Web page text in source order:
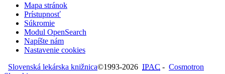
Mapa stránok
Prístupnosť
Súkromie
Modul OpenSearch
Napíšte nám
Nastavenie cookies
Slovenská lekárska knižnica©1993-2026 IPAC - Cosmotron